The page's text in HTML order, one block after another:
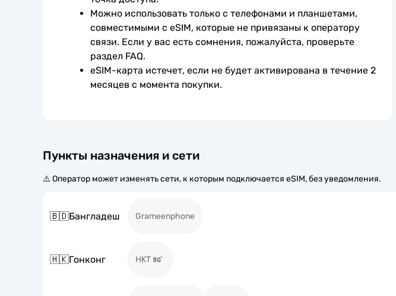
Можно использовать только с телефонами и планшетами,
совместимыми с eSIM, которые не привязаны к оператору
связи. Если у вас есть сомнения, пожалуйста, проверьте
раздел FAQ.
eSIM-карта истечет, если не будет активирована в течение 2
месяцев с момента покупки.
Пункты назначения и сети
⚠️ Оператор может изменять сети, к которым подключается eSIM, без уведомления.
🇧🇩Бангладеш Grameenphone
🇭🇰Гонконг HKT